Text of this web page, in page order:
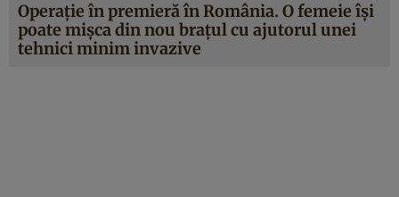
Operație în premieră în România. O femeie își
poate mișca din nou brațul cu ajutorul unei
tehnici minim invazive